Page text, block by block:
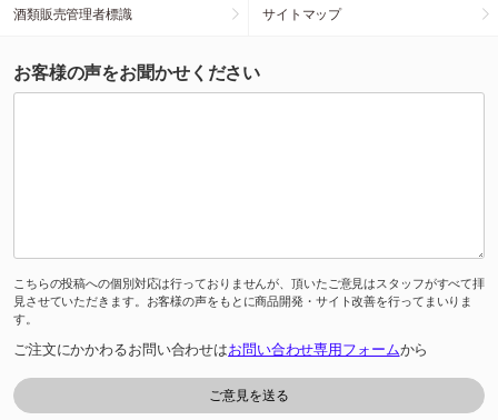
酒類販売管理者標識 サイトマップ
お客様の声をお聞かせください
こちらの投稿への個別対応は行っておりませんが、頂いたご意見はスタッフがすべて拝
見させていただきます。お客様の声をもとに商品開発・サイト改善を行ってまいりま
す。
ご注文にかかわるお問い合わせはお問い合わせ専用フォームから